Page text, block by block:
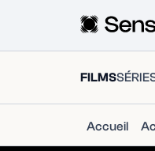
FILMS
Accueil